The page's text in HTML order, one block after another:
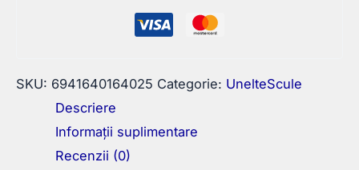
SKU: 6941640164025 Categorie: UnelteScule
Descriere
Informații suplimentare
Recenzii (0)